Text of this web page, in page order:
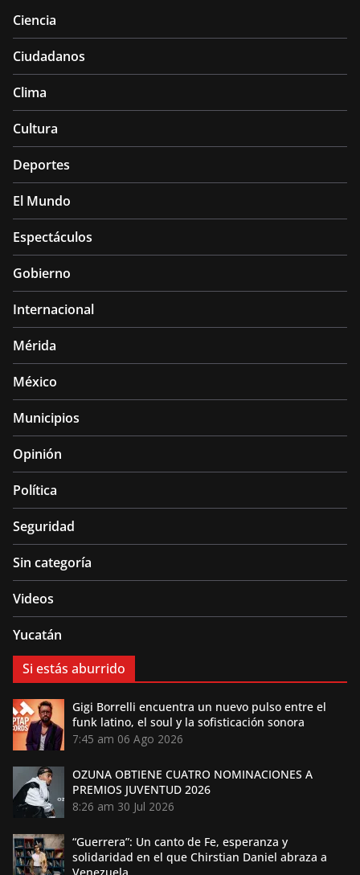
Ciencia
Ciudadanos
Clima
Cultura
Deportes
El Mundo
Espectáculos
Gobierno
Internacional
Mérida
México
Municipios
Opinión
Política
Seguridad
Sin categoría
Videos
Yucatán
Si estás aburrido
Gigi Borrelli encuentra un nuevo pulso entre el
funk latino, el soul y la sofisticación sonora
7:45 am 06 Ago 2026
OZUNA OBTIENE CUATRO NOMINACIONES A
PREMIOS JUVENTUD 2026
8:26 am 30 Jul 2026
“Guerrera”: Un canto de Fe, esperanza y
solidaridad en el que Chirstian Daniel abraza a